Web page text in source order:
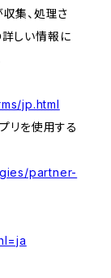
集、処理さ
しい情報に
jp.html
リを使用する
partner-